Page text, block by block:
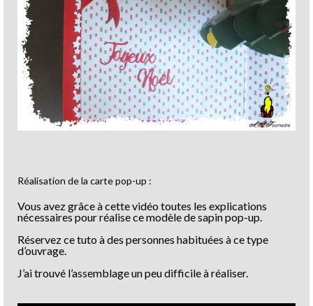
Réalisation de la carte pop-up :
Vous avez grâce à cette vidéo toutes les explications
nécessaires pour réalise ce modèle de sapin pop-up.
Réservez ce tuto à des personnes habituées à ce type
d’ouvrage.
J’ai trouvé l’assemblage un peu difficile à réaliser.